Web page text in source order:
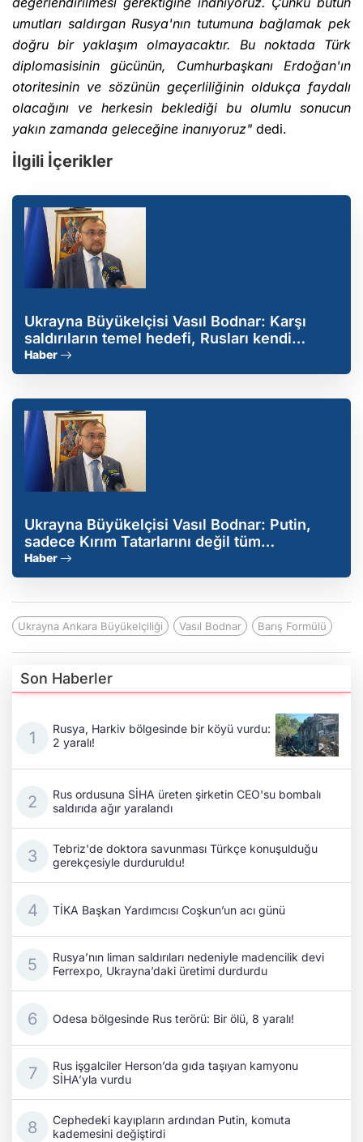
umutları saldırgan Rusya'nın tutumuna bağlamak pek
doğru bir yaklaşım olmayacaktır. Bu noktada Türk
diplomasisinin gücünün, Cumhurbaşkanı Erdoğan'ın
otoritesinin ve sözünün geçerliliğinin oldukça faydalı
olacağını ve herkesin beklediği bu olumlu sonucun
yakın zamanda geleceğine inanıyoruz" dedi.
İlgili İçerikler
Ukrayna Büyükelçisi Vasıl Bodnar: Karşı
saldırıların temel hedefi, Rusları kendi
topraklarımızdan kovmak
Haber
Ukrayna Büyükelçisi Vasıl Bodnar: Putin,
sadece Kırım Tatarlarını değil tüm
Ukraynalıları yok etmek istiyor
Haber
Ukrayna Ankara Büyükelçiliği Vasıl Bodnar Barış Formülü
Son Haberler
Rusya, Harkiv bölgesinde bir köyü vurdu:
2 yaralı!
Rus ordusuna SİHA üreten şirketin CEO'su bombalı
saldırıda ağır yaralandı
Tebriz'de doktora savunması Türkçe konuşulduğu
gerekçesiyle durduruldu!
TİKA Başkan Yardımcısı Coşkun’un acı günü
Rusya’nın liman saldırıları nedeniyle madencilik devi
Ferrexpo, Ukrayna’daki üretimi durdurdu
Odesa bölgesinde Rus terörü: Bir ölü, 8 yaralı!
Rus işgalciler Herson’da gıda taşıyan kamyonu
SİHA’yla vurdu
Cephedeki kayıpların ardından Putin, komuta
kademesini değiştirdi